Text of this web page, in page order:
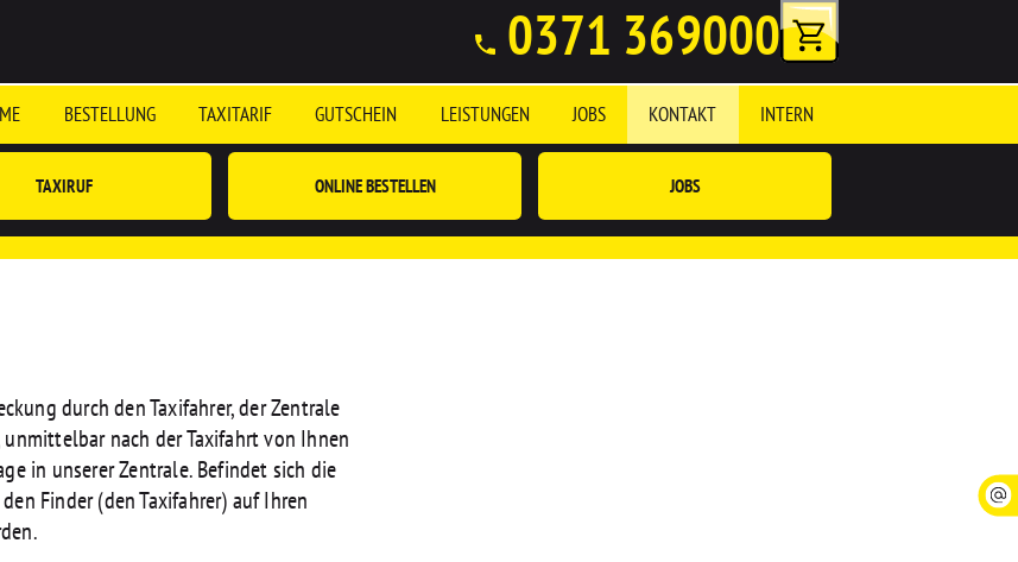
0371 369000
BESTELLUNG TAXITARIF GUTSCHEIN LEISTUNGEN JOBS KONTAKT INTERN
TAXIRUF ONLINE BESTELLEN JOBS
durch den Taxifahrer, der Zentrale
nach der Taxifahrt von Ihnen
in unserer Zentrale. Befindet sich die
Finder (den Taxifahrer) auf Ihren